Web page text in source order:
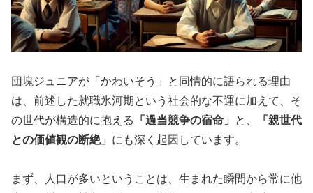
団塊ジュニアが「かわいそう」と同情的に語られる理由
は、前述した就職氷河期という社会的な不運に加えて、そ
の世代が構造的に抱える
「過当競争の宿命」 と、
「親世代
との価値観の断絶」 にも深く起因しています。
まず、人口が多いということは、生まれた瞬間から常に他